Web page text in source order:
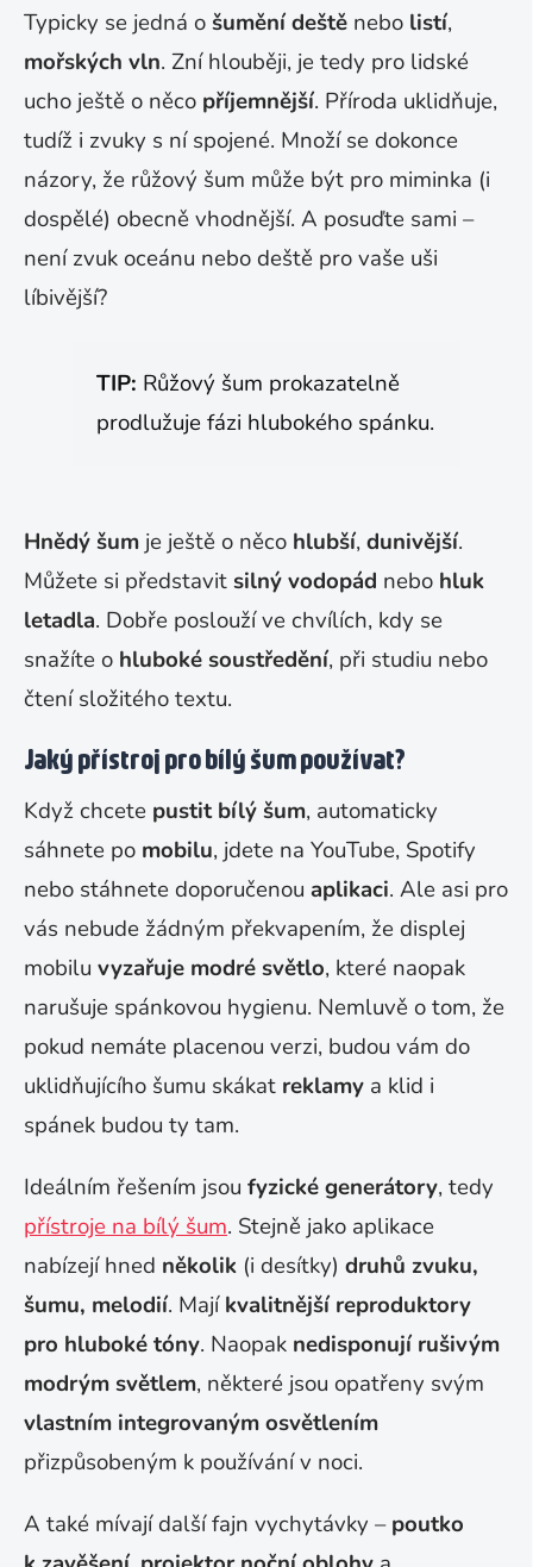
Typicky se jedná ošumění deště nebo listí,
mořských vln. Zní hlouběji, je tedy pro lidské
ucho ještě o něco příjemnější. Příroda uklidňuje,
tudíž i zvuky s ní spojené. Množí se dokonce
názory, že růžový šum může být pro miminka (i
dospělé) obecně vhodnější. A posuďte sami –
není zvuk oceánu nebo deště pro vaše uši
líbivější?
TIP: Růžový šum prokazatelně
prodlužuje fázi hlubokého spánku.
Hnědý šum je ještě o něco hlubší,dunivější.
Můžete si představitsilný vodopád nebo hluk
letadla. Dobře poslouží ve chvílích, kdy se
snažíte o hluboké soustředění, při studiu nebo
čtení složitého textu.
Jaký přístroj pro bílý šum používat?
Když chcete pustit bílý šum, automaticky
sáhnete po mobilu, jdete na YouTube, Spotify
nebo stáhnete doporučenou aplikaci. Ale asi pro
vás nebude žádným překvapením, že displej
mobilu vyzařuje modré světlo, které naopak
narušuje spánkovou hygienu. Nemluvě o tom, že
pokud nemáte placenou verzi, budou vám do
uklidňujícího šumu skákat reklamy a klid i
spánek budou ty tam.
Ideálním řešením jsou fyzické generátory, tedy
přístroje na bílý šum. Stejně jako aplikace
nabízejí hned několik (i desítky) druhů zvuku,
šumu, melodií. Majíkvalitnější reproduktory
pro hluboké tóny. Naopak nedisponují rušivým
modrým světlem, některé jsou opatřeny svým
vlastním integrovaným osvětlením
přizpůsobeným k používání v noci.
A také mívají další fajn vychytávky –poutko